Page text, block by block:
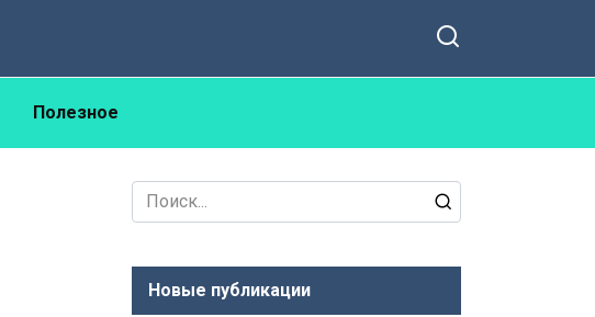
Полезное
Search
for:
Новые публикации